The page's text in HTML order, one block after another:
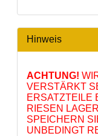
Hinweis
ACHTUNG!
VERSTÄRKT
ERSATZTEILE
RIESEN
SPEICHERN
UNBEDINGT